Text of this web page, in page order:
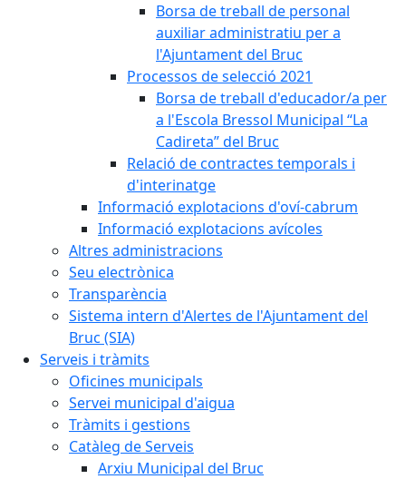
Borsa de treball de personal
auxiliar administratiu per a
l'Ajuntament del Bruc
Processos de selecció 2021
Borsa de treball d'educador/a per
a l'Escola Bressol Municipal “La
Cadireta” del Bruc
Relació de contractes temporals i
d'interinatge
Informació explotacions d'oví-cabrum
Informació explotacions avícoles
Altres administracions
Seu electrònica
Transparència
Sistema intern d'Alertes de l'Ajuntament del
Bruc (SIA)
Serveis i tràmits
Oficines municipals
Servei municipal d'aigua
Tràmits i gestions
Catàleg de Serveis
Arxiu Municipal del Bruc